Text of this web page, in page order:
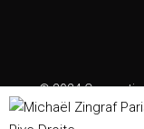
© 2024